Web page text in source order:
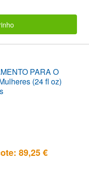
PARA O
(24 fl oz)
89,25 €